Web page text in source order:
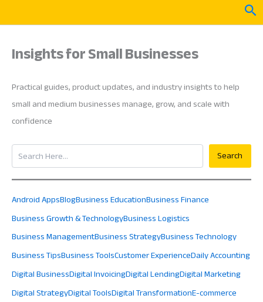
Insights for Small Businesses
Practical guides, product updates, and industry insights to help
small and medium businesses manage, grow, and scale with
confidence
Search
Search
Android AppsBlogBusiness EducationBusiness Finance
Business Growth & TechnologyBusiness Logistics
Business ManagementBusiness StrategyBusiness Technology
Business TipsBusiness ToolsCustomer ExperienceDaily Accounting
Digital BusinessDigital InvoicingDigital LendingDigital Marketing
Digital StrategyDigital ToolsDigital TransformationE-commerce